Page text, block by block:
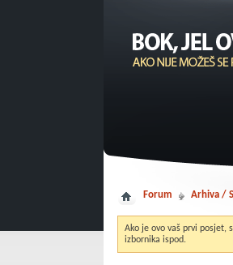
Forum Arhiva /
Ako je ovo vaš prvi posjet,
izbornika ispod.